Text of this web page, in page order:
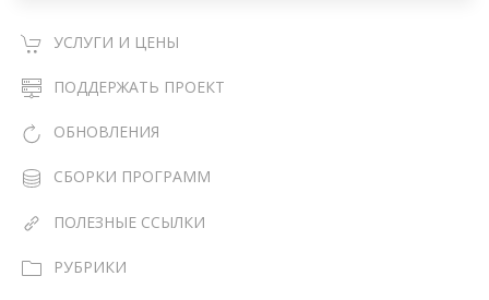
УСЛУГИ И ЦЕНЫ
ПОДДЕРЖАТЬ ПРОЕКТ
ОБНОВЛЕНИЯ
СБОРКИ ПРОГРАММ
ПОЛЕЗНЫЕ ССЫЛКИ
РУБРИКИ